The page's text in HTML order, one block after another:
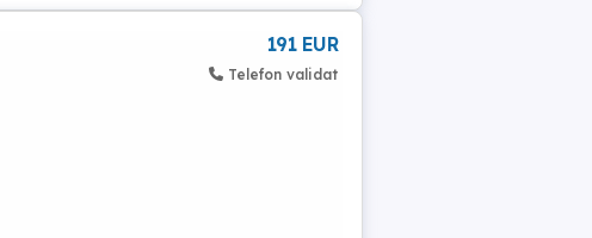
191 EUR
Telefon validat